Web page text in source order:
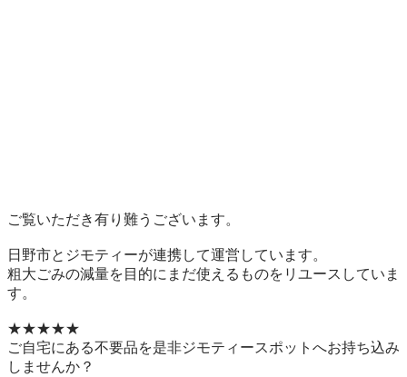
ご覧いただき有り難うございます。
日野市とジモティーが連携して運営しています。
粗⼤ごみの減量を⽬的にまだ使えるものをリユースしていま
す。
★★★★★
ご自宅にある不要品を是非ジモティースポットへお持ち込み
しませんか？